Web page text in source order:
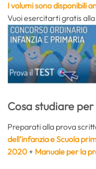
I volumi sono disponibili
Vuoi esercitarti gratis
Cosa studiare
Preparati alla prova
dell’infanzia e Scuola
2020 + Manuale per la